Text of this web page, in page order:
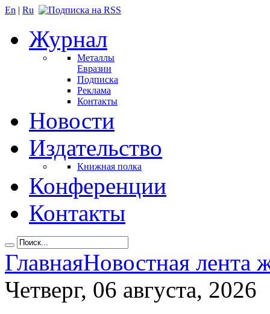
En | Ru
Журнал
Металлы
Евразии
Подписка
Реклама
Контакты
Новости
Издательство
Книжная полка
Конференции
Контакты
ГлавнаяНовостная лента
Четверг, 06 августа, 2026